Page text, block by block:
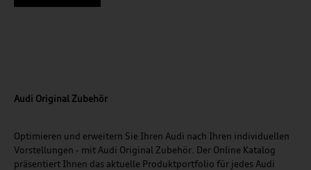
Audi Original Zubehör
Optimieren und erweitern Sie Ihren Audi nach Ihren individuellen
Vorstellungen - mit Audi Original Zubehör. Der Online Katalog
präsentiert Ihnen das aktuelle Produktportfolio für jedes Audi